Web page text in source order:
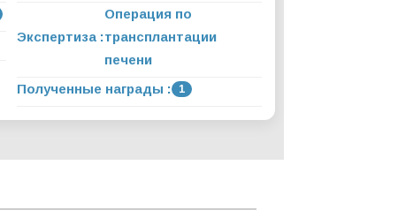
Экспертиза :
Операция по
трансплантации
печени
Полученные награды :
1